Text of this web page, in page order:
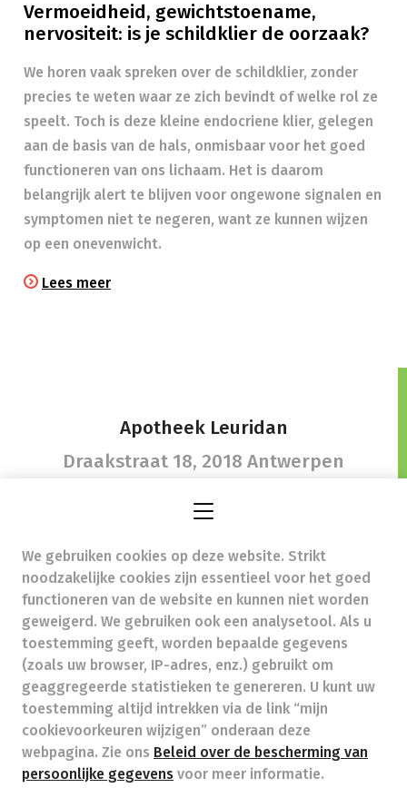
Vermoeidheid, gewichtstoename,
nervositeit: is je schildklier de oorzaak?
We horen vaak spreken over de schildklier, zonder
precies te weten waar ze zich bevindt of welke rol ze
speelt. Toch is deze kleine endocriene klier, gelegen
aan de basis van de hals, onmisbaar voor het goed
functioneren van ons lichaam. Het is daarom
belangrijk alert te blijven voor ongewone signalen en
symptomen niet te negeren, want ze kunnen wijzen
op een onevenwicht.
Lees meer
Apotheek Leuridan
Draakstraat 18, 2018 Antwerpen
contact@apotheekleuridan.be -
Ondernemingsnummer (BTW nr.) (BE)0429088111
Beroepstitel: Apotheker werkzaam in België
Beroepsvereniging: Algemene Pharmaceutische
Bond autorisatienummer FAGG 110225
Valt onder toezicht van de Orde der Apothekers,
02/537.42.67, Henri Jasparlaan 94 1060 Brussel
Deontologie:
Code van de farmaceutische plichtenleer
Tarieven terugbetaalde zorg
We gebruiken cookies op deze website. Strikt
noodzakelijke cookies zijn essentieel voor het goed
functioneren van de website en kunnen niet worden
geweigerd. We gebruiken ook een analysetool. Als u
toestemming geeft, worden bepaalde gegevens
(zoals uw browser, IP-adres, enz.) gebruikt om
geaggregeerde statistieken te genereren. U kunt uw
toestemming altijd intrekken via de link “mijn
cookievoorkeuren wijzigen” onderaan deze
webpagina. Zie ons Beleid over de bescherming van
persoonlijke gegevens voor meer informatie.